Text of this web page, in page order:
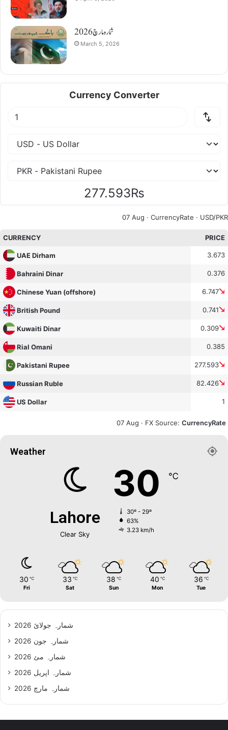
شمارہ مارچ 2026
March 5, 2026
Currency Converter
277.593₨
07 Aug · CurrencyRate · USD/PKR
CURRENCY PRICE
UAE Dirham 3.673
Bahraini Dinar 0.376
Chinese Yuan (offshore) 6.747
British Pound 0.741
Kuwaiti Dinar 0.309
Rial Omani 0.385
Pakistani Rupee 277.593
Russian Ruble 82.426
US Dollar 1
07 Aug · FX Source: CurrencyRate
Weather
Lahore
Clear Sky
30 ℃
30º - 29º
63%
3.23 km/h
30 ℃
Fri
33 ℃
Sat
38 ℃
Sun
40 ℃
Mon
36 ℃
Tue
شمارہ جولائ 2026
شمارہ جون 2026
شمارہ مئ 2026
شمارہ اپریل 2026
شمارہ مارچ 2026